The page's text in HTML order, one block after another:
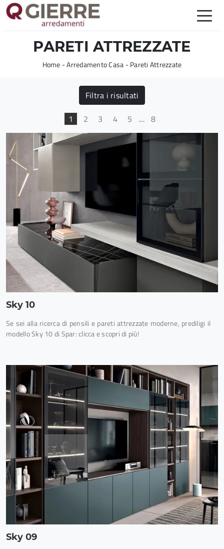
PARETI ATTREZZATE
Home -Arredamento Casa -Pareti Attrezzate
Filtra i risultati
1
2 3 4 5 .... 8
Sky 10
Se sei alla ricerca di pensili e pareti attrezzate moderne, prediligi il
modello Sky 10 di Spar: clicca e scopri di più!
Sky 09